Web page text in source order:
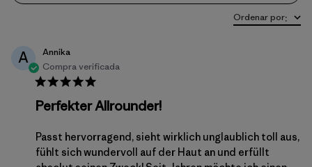
Ordenar por:
A
Annika
Compra verificada
Perfekter Allrounder!
Passt hervorragend, sieht wirklich unglaublich toll aus,
fühlt sich wundervoll auf der Haut an und erfüllt